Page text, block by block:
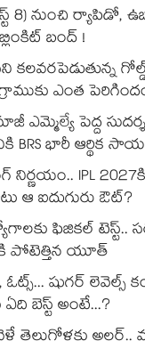
8) నుంచి ర్యాపిడో,
బంద్ !
కలవరపెడుతున్న
ఎంత
ఎమ్మెల్యే పెద్ద
BRS భారీ ఆర్థిక
నిర్ణయం.. IPL
ఆ ఐదుగురు ఔట్?
ఫిజికల్ టెస్ట్..
పోటెత్తిన యూత్
ఓట్స్... షుగర్ లెవెల్స్
బెస్ట్ అంటే...?